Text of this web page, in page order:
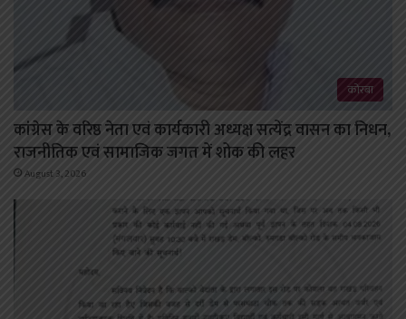
कोरबा
कांग्रेस के वरिष्ठ नेता एवं कार्यकारी अध्यक्ष सत्येंद्र वासन का निधन,
राजनीतिक एवं सामाजिक जगत में शोक की लहर
August 3, 2026